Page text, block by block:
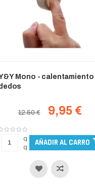
Mono - calentamiento
12.50 € 9,95 €